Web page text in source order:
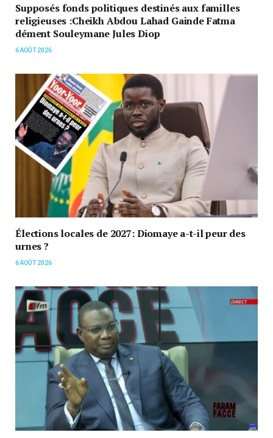
Supposés fonds politiques destinés aux familles
religieuses :Cheikh Abdou Lahad Gainde Fatma
dément Souleymane Jules Diop
6 AOÛT 2026
Élections locales de 2027: Diomaye a-t-il peur des
urnes ?
6 AOÛT 2026